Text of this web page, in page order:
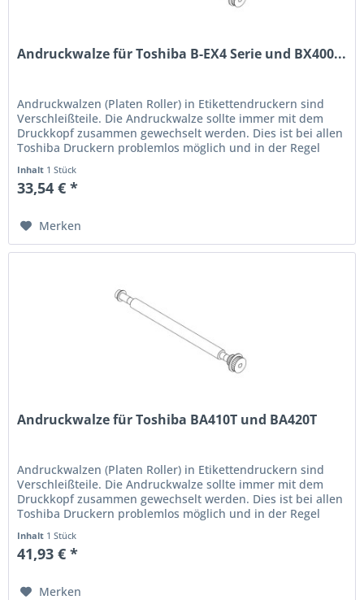
Andruckwalze für Toshiba B-EX4 Serie und BX400...
Andruckwalzen (Platen Roller) in Etikettendruckern sind
Verschleißteile. Die Andruckwalze sollte immer mit dem
Druckkopf zusammen gewechselt werden. Dies ist bei allen
Toshiba Druckern problemlos möglich und in der Regel
Inhalt 1 Stück
33,54 € *
Merken
Andruckwalze für Toshiba BA410T und BA420T
Andruckwalzen (Platen Roller) in Etikettendruckern sind
Verschleißteile. Die Andruckwalze sollte immer mit dem
Druckkopf zusammen gewechselt werden. Dies ist bei allen
Toshiba Druckern problemlos möglich und in der Regel
Inhalt 1 Stück
41,93 € *
Merken